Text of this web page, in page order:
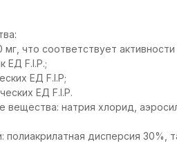
мг, что соответствует
ЕД F.I.P.;
ЕД F.I.P;
ЕД F.I.P.
вещества: натрия хлорид,
полиакрилатная дисперсия 30%,